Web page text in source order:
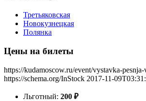
Третьяковская
Новокузнецкая
Полянка
Цены на билеты
https://kudamoscow.ru/event/vystavka-
https://schema.org/InStock 2017-11-
Льготный: 200 ₽